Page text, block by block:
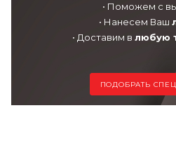
• Поможем с
• Нанесем Ваш
• Доставим в любую
ПОДОБРАТЬ